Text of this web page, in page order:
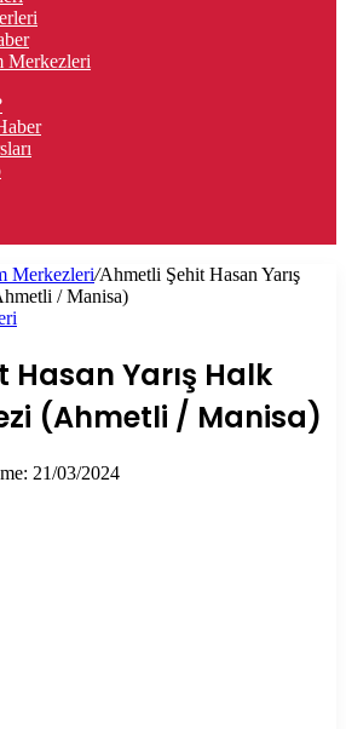
Merkezleri
Merkezleri/Ahmetli Şehit Hasan Yarış
/ Manisa)
Hasan Yarış Halk
(Ahmetli / Manisa)
21/03/2024